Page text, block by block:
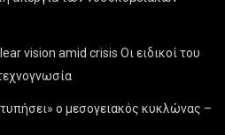
vision amid crisis Οι ειδικοί του
ο μεσογειακός κυκλώνας –